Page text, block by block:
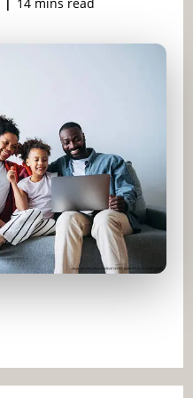
14 mins read